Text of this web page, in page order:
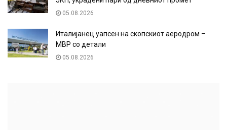
05.08.2026
Италијанец уапсен на скопскиот аеродром –
МВР со детали
05.08.2026